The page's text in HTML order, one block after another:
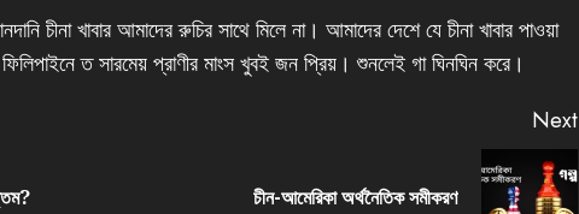
চীনা খাবার আমাদের রুচির সাথে মিলে না। আমাদের দেশে যে চীনা খাবার পাওয়া
ত সারমেয় প্রাণীর মাংস খুবই জন প্রিয়। শুনলেই গা ঘিনঘিন করে।
Next
চীন-আমেরিকা অর্থনৈতিক সমীকরণ